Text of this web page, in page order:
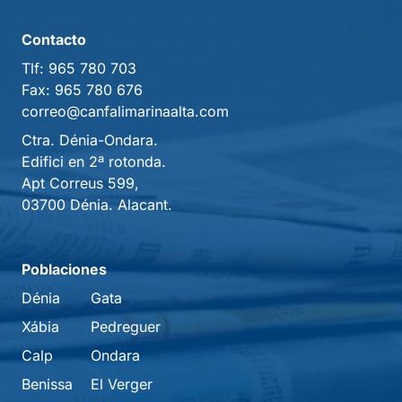
Contacto
Tlf: 965 780 703
Fax: 965 780 676
correo@canfalimarinaalta.com
Ctra. Dénia-Ondara.
Edifici en 2ª rotonda.
Apt Correus 599,
03700 Dénia. Alacant.
Poblaciones
Dénia
Xábia
Calp
Benissa
Gata
Pedreguer
Ondara
El Verger